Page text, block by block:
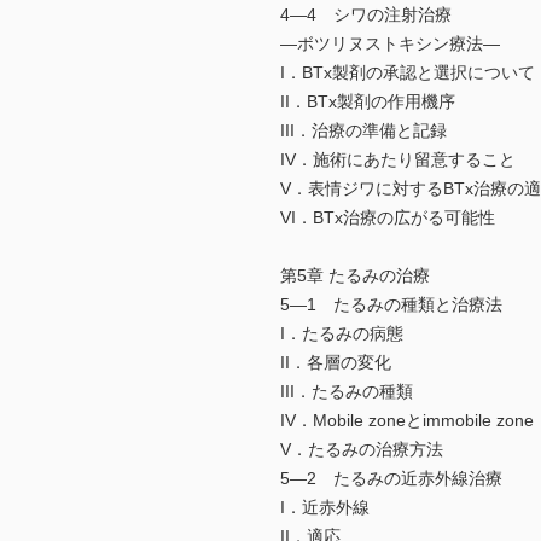
4—4 シワの注射治療
―ボツリヌストキシン療法―
I．BTx製剤の承認と選択について
II．BTx製剤の作用機序
III．治療の準備と記録
IV．施術にあたり留意すること
V．表情ジワに対するBTx治療の
VI．BTx治療の広がる可能性
第5章 たるみの治療
5—1 たるみの種類と治療法
I．たるみの病態
II．各層の変化
III．たるみの種類
IV．Mobile zoneとimmobile zone
V．たるみの治療方法
5—2 たるみの近赤外線治療
I．近赤外線
II．適応